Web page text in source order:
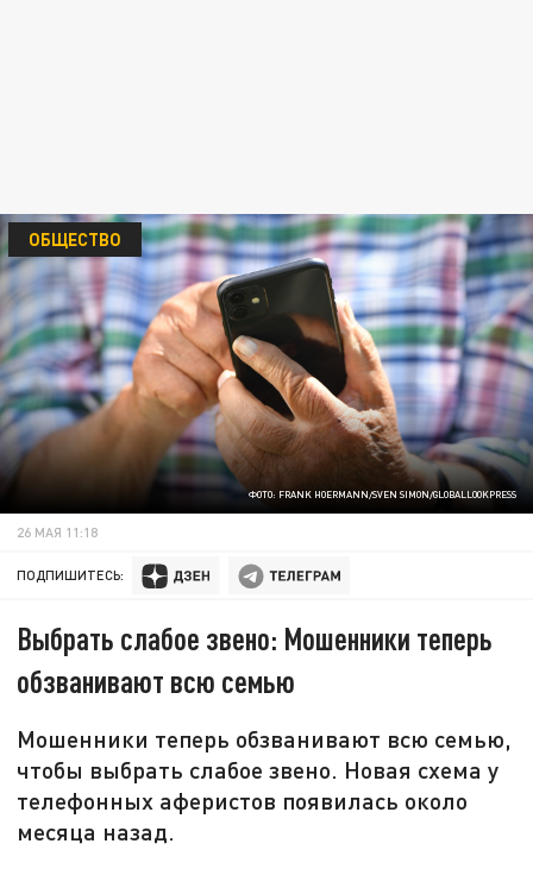
ФОТО: FRANK HOERMANN/SVEN SIMON/GLOBALLOOKPRESS
ОБЩЕСТВО
26 МАЯ 11:18
ПОДПИШИТЕСЬ:
Выбрать слабое звено: Мошенники теперь
обзванивают всю семью
Мошенники теперь обзванивают всю семью,
чтобы выбрать слабое звено. Новая схема у
телефонных аферистов появилась около
месяца назад.